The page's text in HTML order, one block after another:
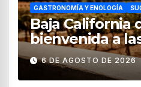
GASTRONOMÍA Y ENOLOGÍA
Baja California
bienvenida a
vendimia 2026
6 DE AGOSTO DE 2026